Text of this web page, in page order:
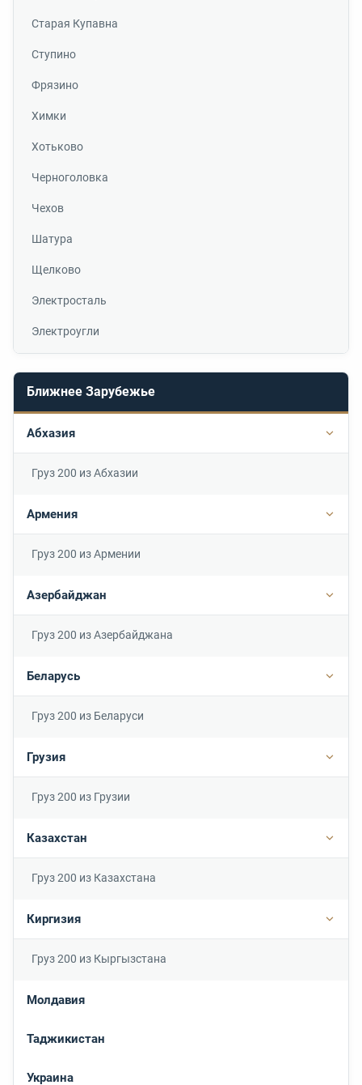
Старая Купавна
Ступино
Фрязино
Химки
Хотьково
Черноголовка
Чехов
Шатура
Щелково
Электросталь
Электроугли
Ближнее Зарубежье
Абхазия
Груз 200 из Абхазии
Армения
Груз 200 из Армении
Азербайджан
Груз 200 из Азербайджана
Беларусь
Груз 200 из Беларуси
Грузия
Груз 200 из Грузии
Казахстан
Груз 200 из Казахстана
Киргизия
Груз 200 из Кыргызстана
Молдавия
Таджикистан
Украина